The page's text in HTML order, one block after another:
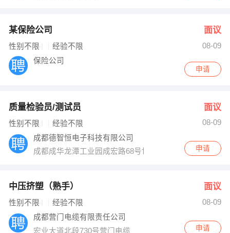
某保险公司 面议
性别不限 经验不限
08-09
保险公司
申请
质量检验员/测试员 面议
性别不限 经验不限
08-09
成都德智恒电子科技有限公司
成都成华龙潭工业园成宏路68号世永3栋1楼
申请
中压挤塑（熟手） 面议
性别不限 经验不限
08-09
成都营门电缆有限责任公司
宏业大道北段730号营门电缆
申请